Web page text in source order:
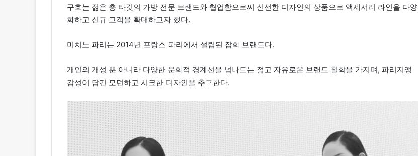
구호는 젊은 층 타깃의 가방 전문 브랜드와 협업함으로써 신선한 디자인의 상품으로 액세서리 라인을 다양
화하고 신규 고객을 확대하고자 했다.
미치노 파리는 2014년 프랑스 파리에서 설립된 잡화 브랜드다.
개인의 개성 뿐 아니라 다양한 문화적 경계선을 넘나드는 젊고 자유로운 브랜드 철학을 가지며, 파리지앵
감성이 담긴 모던하고 시크한 디자인을 추구한다.